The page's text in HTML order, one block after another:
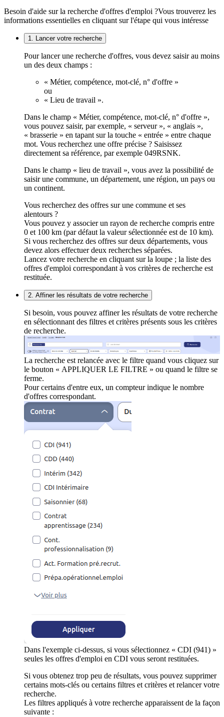
Besoin d'aide sur la recherche d'offres d'emploi ?Vous trouverez les
informations essentielles en cliquant sur l'étape qui vous intéresse
1. Lancer votre recherche
Pour lancer une recherche d'offres, vous devez saisir au moins
un des deux champs :
« Métier, compétence, mot-clé, n° d'offre »
ou
« Lieu de travail ».
Dans le champ « Métier, compétence, mot-clé, n° d'offre »,
vous pouvez saisir, par exemple, « serveur », « anglais »,
« brasserie » en tapant sur la touche « entrée » entre chaque
mot. Vous recherchez une offre précise ? Saisissez
directement sa référence, par exemple 049RSNK.
Dans le champ « lieu de travail », vous avez la possibilité de
saisir une commune, un département, une région, un pays ou
un continent.
Vous recherchez des offres sur une commune et ses
alentours ?
Vous pouvez y associer un rayon de recherche compris entre
0 et 100 km (par défaut la valeur sélectionnée est de 10 km).
Si vous recherchez des offres sur deux départements, vous
devez alors effectuer deux recherches séparées.
Lancez votre recherche en cliquant sur la loupe ; la liste des
offres d'emploi correspondant à vos critères de recherche est
restituée.
2. Affiner les résultats de votre recherche
Si besoin, vous pouvez affiner les résultats de votre recherche
en sélectionnant des filtres et critères présents sous les critères
de recherche.
La recherche est relancée avec le filtre quand vous cliquez sur
le bouton « APPLIQUER LE FILTRE » ou quand le filtre se
ferme.
Pour certains d'entre eux, un compteur indique le nombre
d'offres correspondant.
Dans l'exemple ci-dessus, si vous sélectionnez « CDI (941) »
seules les offres d'emploi en CDI vous seront restituées.
Si vous obtenez trop peu de résultats, vous pouvez supprimer
certains mots-clés ou certains filtres et critères et relancer votre
recherche.
Les filtres appliqués à votre recherche apparaissent de la façon
suivante :